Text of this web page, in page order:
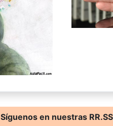
Síguenos en nuestras